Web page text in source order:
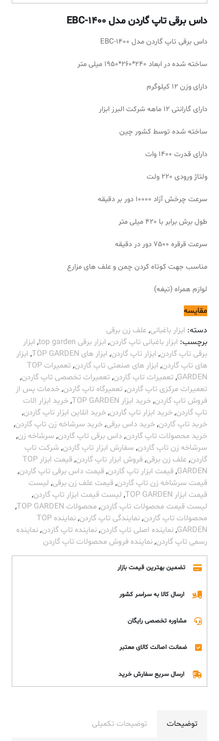
داس برقی تاپ گاردن مدل EBC-1400
داس برقی تاپ گاردن مدل EBC-1400
ساخته شده در ابعاد 240*260*1950 میلی متر
دارای وزن 12 کیلوگرم
دارای گارانتی 12 ماهه شرکت البرز ابزار
ساخته شده توسط کشور چین
دارای قدرت 1400 وات
ولتاژ ورودی 220 ولت
سرعت چرخش آزاد 10000 دور بر دقیقه
طول برش برابر با 420 میلی متر
سرعت قرقره 7500 دور در دقیقه
مناسب جهت کوتاه کردن چمن و علف های مزارع
لوازم همراه (تیغه)
مقایسه
دسته: ابزار باغبانی, علف زن برقی
برچسب: ابزار باغبانی تاپ گاردن, ابزار برقی top garden , ابزار
برقی تاپ گاردن, ابزار تاپ گاردن, ابزار های TOP GARDEN , ابزار
های تاپ گاردن, ابزار های صنعتی تاپ گاردن,
تعمیرات TOP
GARDEN
, تعمیرات تاپ گاردن, تعمیرات تخصصی تاپ گاردن,
تعمیرات مرکزی تاپ گاردن, تعمیرگاه تاپ گاردن,خدمات پس از
فروش تاپ گاردن,خرید ابزار TOP GARDEN ,خرید ابزار الات
تاپ گاردن,خرید ابزار تاپ گاردن,خرید انلاین ابزار تاپ گاردن,
خرید تاپ گاردن,خرید داس برقی,خرید سرشاخه زن تاپ گاردن,
خرید محصولات تاپ گاردن, داس برقی تاپ گاردن, سرشاخه زن,
سرشاخه زن تاپ گاردن, سفارش ابزار تاپ گاردن, شرکت تاپ
گاردن, علف زن برقی, فروش ابزار تاپ گاردن,
قیمت ابزار TOP
GARDEN
, قیمت ابزار تاپ گاردن, قیمت داس برقی تاپ گاردن,
قیمت سرشاخه زن تاپ گاردن, قیمت علف زن برقی, لیست
قیمت ابزار TOP GARDEN
, لیست قیمت ابزار تاپ گاردن,
لیست قیمت محصولات تاپ گاردن, محصولات TOP GARDEN
,
محصولات تاپ گاردن,نمایندگی تاپ گاردن,
نماینده TOP
GARDEN
,نماینده اصلی تاپ گاردن,نماینده تاپ گاردن,نماینده
رسمی تاپ گاردن,نماینده فروش محصولات تاپ گاردن
تضمین بهترین قیمت بازار
ارسال کالا به سراسر کشور
مشاوره تخصصی رایگان
ضمانت اصالت کالای معتبر
ارسال سریع سفارش خرید
توضیحات توضیحات تکمیلی